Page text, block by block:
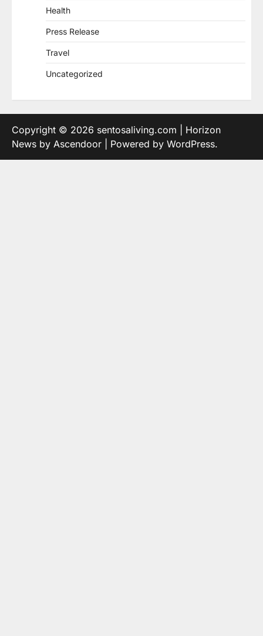
Health
Press Release
Travel
Uncategorized
Copyright © 2026 sentosaliving.com | Horizon
News by Ascendoor | Powered by WordPress.